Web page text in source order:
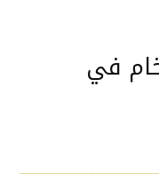
في